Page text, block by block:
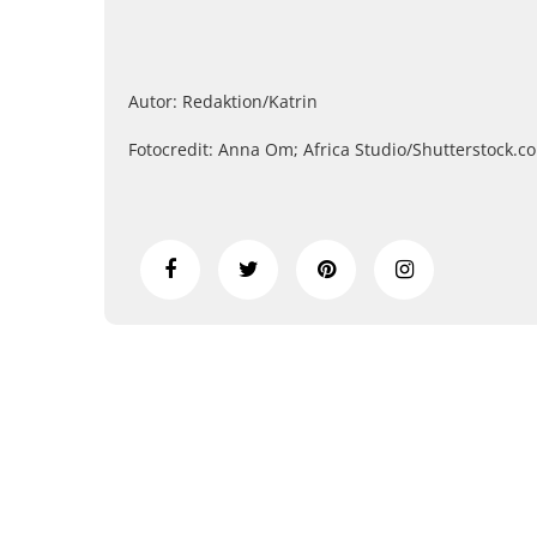
Autor: Redaktion/Katrin
Fotocredit: Anna Om; Africa Studio/